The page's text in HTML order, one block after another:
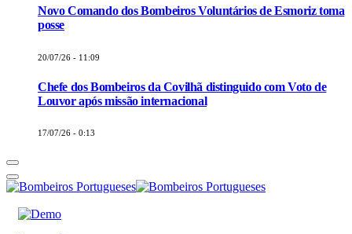
Novo Comando dos Bombeiros Voluntários de Esmoriz toma
posse
20/07/26 - 11:09
Chefe dos Bombeiros da Covilhã distinguido com Voto de
Louvor após missão internacional
17/07/26 - 0:13